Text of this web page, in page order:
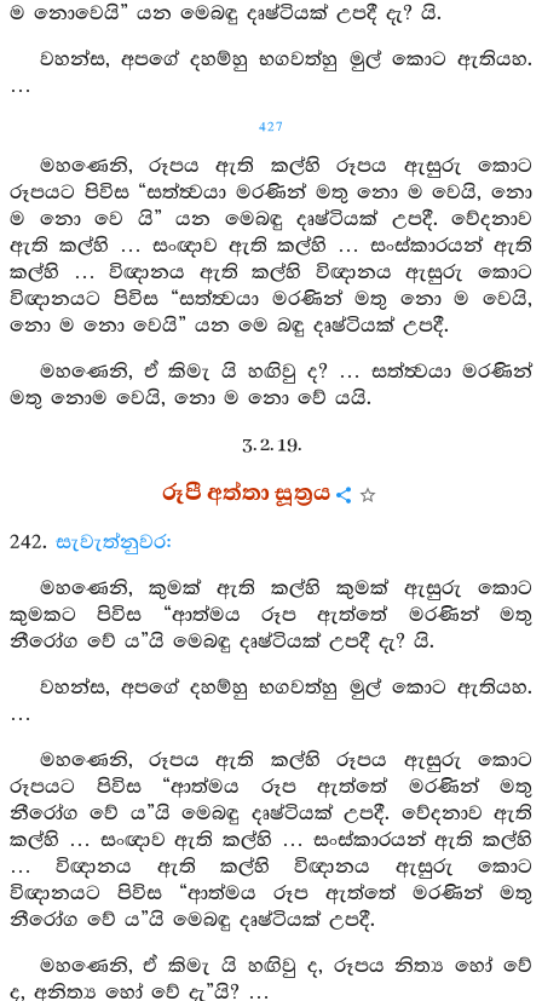
ම නොවෙයි” යන මෙබඳු දෘෂ්ටියක් උපදී දැ? යි.
වහන්ස, අපගේ දහම්හු භගවත්හු මුල් කොට ඇතියහ.
…
427
මහණෙනි, රූපය ඇති කල්හි රූපය ඇසුරු කොට
රූපයට පිවිස “සත්ත්‍වයා මරණින් මතු නො ම වෙයි, නො
ම නො වෙ යි” යන මෙබඳු දෘෂ්ටියක් උපදී. වේදනාව
ඇති කල්හි … සංඥාව ඇති කල්හි … සංස්කාරයන් ඇති
කල්හි … විඥානය ඇති කල්හි විඥානය ඇසුරු කොට
විඥානයට පිවිස “සත්ත්‍වයා මරණින් මතු නො ම වෙයි,
නො ම නො වෙයි” යන මෙ බඳු දෘෂ්ටියක් උපදී.
මහණෙනි, ඒ කිමැ යි හඟිවු ද? … සත්ත්‍වයා මරණින්
මතු නොම වෙයි, නො ම නො වේ යයි.
3. 2. 19.
රූපී අත්තා සූත්‍රය
242. සැවැත්නුවර:
මහණෙනි, කුමක් ඇති කල්හි කුමක් ඇසුරු කොට
කුමකට පිවිස “ආත්මය රූප ඇත්තේ මරණින් මතු
නීරෝග වේ ය”යි මෙබඳු දෘෂ්ටියක් උපදී දැ? යි.
වහන්ස, අපගේ දහම්හු භගවත්හු මුල් කොට ඇතියහ.
…
මහණෙනි, රූපය ඇති කල්හි රූපය ඇසුරු කොට
රූපයට පිවිස “ආත්මය රූප ඇත්තේ මරණින් මතු
නීරෝග වේ ය”යි මෙබඳු දෘෂ්ටියක් උපදී. වේදනාව ඇති
කල්හි … සංඥාව ඇති කල්හි … සංස්කාරයන් ඇති කල්හි
… විඥානය ඇති කල්හි විඥානය ඇසුරු කොට
විඥානයට පිවිස “ආත්මය රූප ඇත්තේ මරණින් මතු
නීරෝග වේ ය”යි මෙබඳු දෘෂ්ටියක් උපදී.
මහණෙනි, ඒ කිමැ යි හඟිවු ද, රූපය නිත්‍ය හෝ වේ
ද, අනිත්‍ය හෝ වේ දැ”යි? …